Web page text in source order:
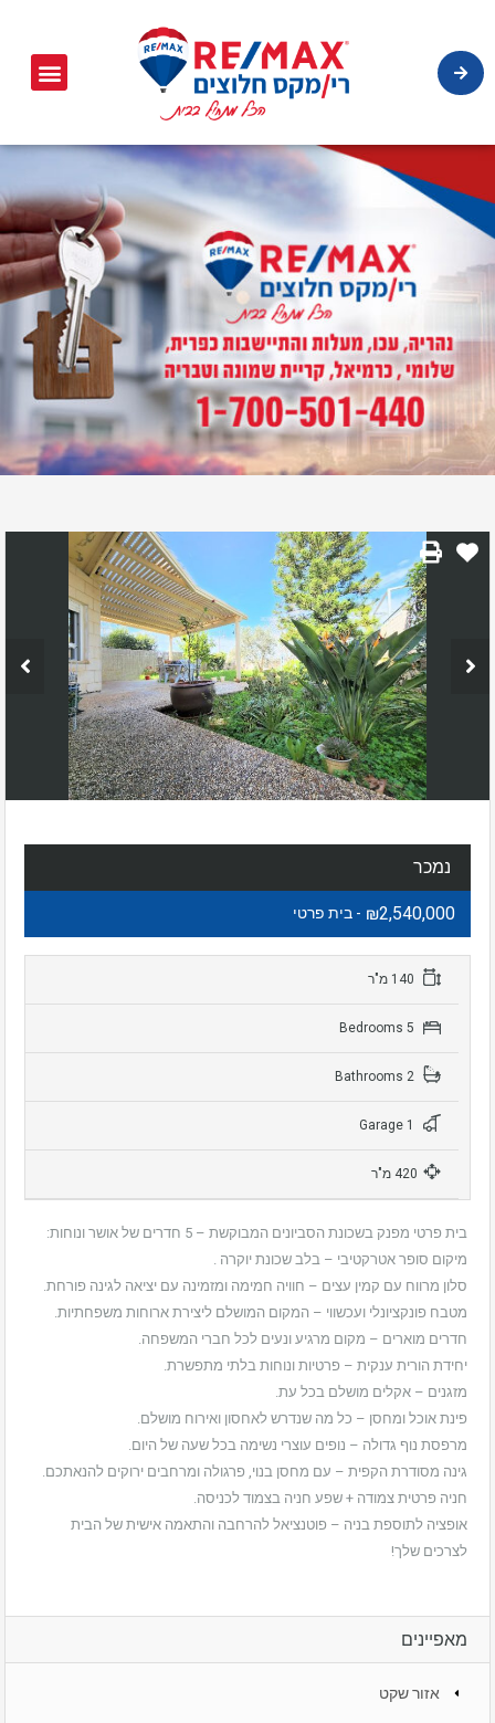
נמכר
₪2,540,000 - בית פרטי
420 מ"ר
בית פרטי מפנק בשכונת הסביונים המבוקשת – 5 חדרים של אושר ונוחות:
מיקום סופר אטרקטיבי – בלב שכונת יוקרה .
סלון מרווח עם קמין עצים – חוויה חמימה ומזמינה עם יציאה לגינה פורחת.
מטבח פונקציונלי ועכשווי – המקום המושלם ליצירת ארוחות משפחתיות.
חדרים מוארים – מקום מרגיע ונעים לכל חברי המשפחה.
יחידת הורית ענקית – פרטיות ונוחות בלתי מתפשרת.
מזגנים – אקלים מושלם בכל עת.
פינת אוכל ומחסן – כל מה שנדרש לאחסון ואירוח מושלם.
מרפסת נוף גדולה – נופים עוצרי נשימה בכל שעה של היום.
גינה מסודרת הקפית – עם מחסן בנוי, פרגולה ומרחבים ירוקים להנאתכם.
חניה פרטית צמודה + שפע חניה בצמוד לכניסה.
אופציה לתוספת בניה – פוטנציאל להרחבה והתאמה אישית של הבית
לצרכים שלך!
מאפיינים
אזור שקט